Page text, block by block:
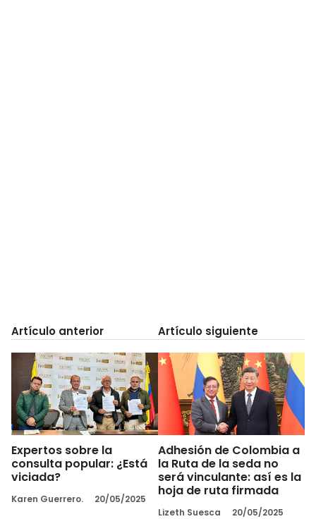
Artículo anterior
Expertos sobre la
consulta popular: ¿Está
viciada?
Karen Guerrero. 20/05/2025
Artículo siguiente
Adhesión de Colombia a
la Ruta de la seda no
será vinculante: así es la
hoja de ruta firmada
Lizeth Suesca 20/05/2025